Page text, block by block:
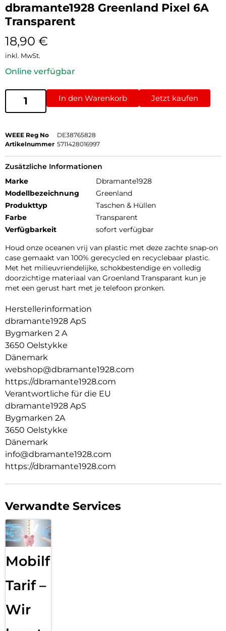
dbramante1928 Greenland Pixel 6A
Transparent
18,90 €
inkl. MwSt.
Online verfügbar
In den Warenkorb Jetzt kaufen
WEEE Reg No
DE38765828
Artikelnummer 5711428016997
Zusätzliche Informationen
Marke
Dbramante1928
Modellbezeichnung
Greenland
Produkttyp
Taschen & Hüllen
Farbe
Transparent
Verfügbarkeit
sofort verfügbar
Houd onze oceanen vrij van plastic met deze zachte snap-on
case gemaakt van 100% gerecycled en recyclebaar plastic.
Met het milieuvriendelijke, schokbestendige en volledig
doorzichtige materiaal van Groenland Transparant kun je
met een gerust hart met je telefoon pronken.
Herstellerinformation
dbramante1928 ApS
Bygmarken 2 A
3650 Oelstykke
Dänemark
webshop@dbramante1928.com
https://dbramante1928.com
Verantwortliche für die EU
dbramante1928 ApS
Bygmarken 2A
3650 Oelstykke
Dänemark
info@dbramante1928.com
https://dbramante1928.com
Verwandte Services
Mobilfunk
Tarif –
Wir